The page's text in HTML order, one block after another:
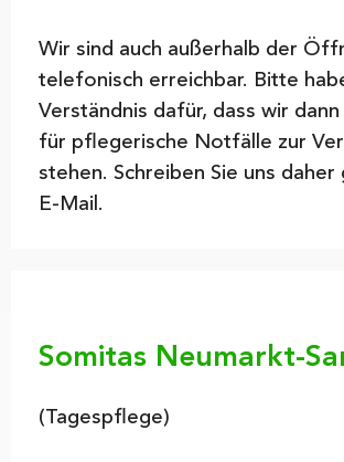
Wir sind auch außerhalb der
telefonisch erreichbar. Bitte
Verständnis dafür, dass wir
für pflegerische Notfälle zur
stehen. Schreiben Sie uns daher
E-Mail.
Somitas Neumarkt-
(Tagespflege)